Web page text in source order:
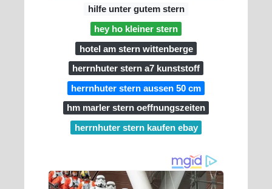
hilfe unter gutem stern
hey ho kleiner stern
hotel am stern wittenberge
herrnhuter stern a7 kunststoff
herrnhuter stern aussen 50 cm
hm marler stern oeffnungszeiten
herrnhuter stern kaufen ebay